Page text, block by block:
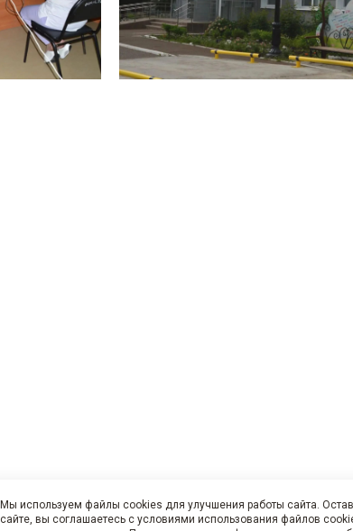
Мы используем файлы cookies для улучшения работы сайта.
сайте, вы соглашаетесь с условиями использования файлов